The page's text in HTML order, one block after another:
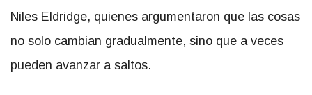
Niles Eldridge, quienes argumentaron que las cosas
no solo cambian gradualmente, sino que a veces
pueden avanzar a saltos.